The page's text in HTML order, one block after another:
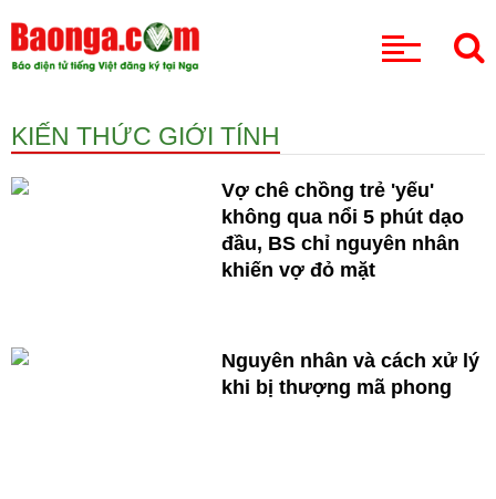
KIẾN THỨC GIỚI TÍNH
Vợ chê chồng trẻ 'yếu'
không qua nổi 5 phút dạo
đầu, BS chỉ nguyên nhân
khiến vợ đỏ mặt
Nguyên nhân và cách xử lý
khi bị thượng mã phong